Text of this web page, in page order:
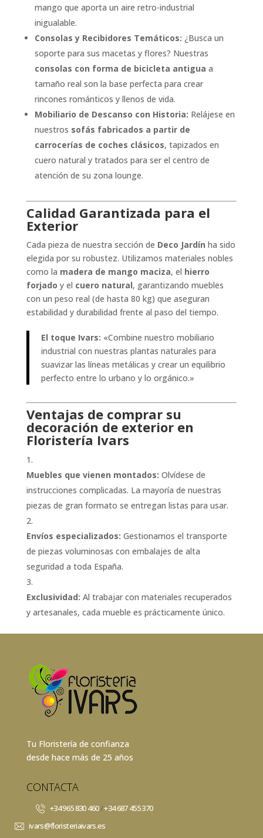
mango que aporta un aire retro-industrial
inigualable.
Consolas y Recibidores Temáticos: ¿Busca un
soporte para sus macetas y flores? Nuestras
consolas con forma de bicicleta antigua a
tamaño real son la base perfecta para crear
rincones románticos y llenos de vida.
Mobiliario de Descanso con Historia: Relájese en
nuestros sofás fabricados a partir de
carrocerías de coches clásicos, tapizados en
cuero natural y tratados para ser el centro de
atención de su zona lounge.
Calidad Garantizada para el
Exterior
Cada pieza de nuestra sección de Deco Jardín ha sido
elegida por su robustez. Utilizamos materiales nobles
como la madera de mango maciza, el hierro
forjado y el cuero natural, garantizando muebles
con un peso real (de hasta 80 kg) que aseguran
estabilidad y durabilidad frente al paso del tiempo.
El toque Ivars: «Combine nuestro mobiliario
industrial con nuestras plantas naturales para
suavizar las líneas metálicas y crear un equilibrio
perfecto entre lo urbano y lo orgánico.»
Ventajas de comprar su
decoración de exterior en
Floristería Ivars
Muebles que vienen montados: Olvídese de
instrucciones complicadas. La mayoría de nuestras
piezas de gran formato se entregan listas para usar.
Envíos especializados: Gestionamos el transporte
de piezas voluminosas con embalajes de alta
seguridad a toda España.
Exclusividad: Al trabajar con materiales recuperados
y artesanales, cada mueble es prácticamente único.
Tu Floristería de confianza
desde hace más de 25 años
CONTACTA
+34 965 830 460/+34 687 455 370
ivars@floristeriaivars.es